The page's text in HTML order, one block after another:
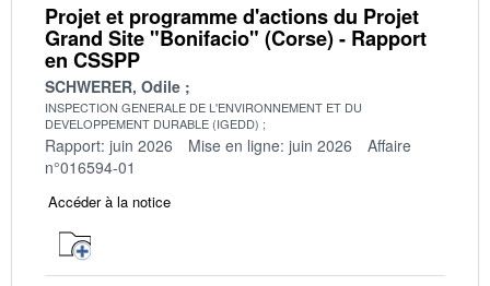
Projet et programme d'actions du Projet
Grand Site "Bonifacio" (Corse) - Rapport
en CSSPP
SCHWERER, Odile
INSPECTION GENERALE DE L'ENVIRONNEMENT ET DU
DEVELOPPEMENT DURABLE (IGEDD)
Rapport: juin 2026 Mise en ligne: juin 2026
Affaire
n°016594-01
Accéder à la notice